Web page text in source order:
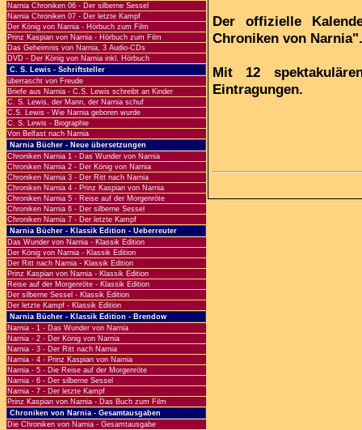
Narnia Chroniken 06 - Der silberne Sessel
Narnia Chroniken 07 - Der letzte Kampf
Der König von Narnia - Hörbuch zum Film
Prinz Kaspian von Narnia - Hörbuch zum Film
Das Geheimnis von Narnia, 3 Audio-CDs
DVD - Der König von Narnia inkl. Hörbuch
C. S. Lewis - Schriftsteller
überrascht von Freude
Briefe aus Narnia - C.S. Lewis schreibt an Kinder
C. S. Lewis, der Mann, der Narnia schuf
C.S. Lewis - Wie Narnia geboren wurde
C. S. Lewis - Biographie
Von Belfast nach Narnia
Narnia Bücher - Neue übersetzungen
Chroniken Narnia 1 - Das Wunder von Narnia
Chroniken Narnia 2 - Der König von Narnia
Chroniken Narnia 3 - Der Ritt nach Narnia
Chroniken Narnia 4 - Prinz Kaspian von Narnia
Chroniken Narnia 5 - Reise auf der Morgenröte
Chroniken Narnia 6 - Der silberne Sessel
Chroniken Narnia 7 - Der letzte Kampf
Narnia Bücher - Klassik Edition - Ueberreuter
Das Wunder von Narnia - Klassik Edition
Der König von Narnia - Klassik Edition
Der Ritt nach Narnia - Klassik Edition
Prinz Kaspian von Narnia - Klassik Edition
Reise auf der Morgenröte - Klassik Edition
Der silberne Sessel - Klassik Edition
Der letzte Kampf - Klassik Edition
Narnia Bücher - Klassik Edition - Brendow
Narnia - 1 - Das Wunder von Narnia
Narnia - 2 - Der König von Narnia
Narnia - 3 - Der Ritt nach Narnia
Narnia - 4 - Prinz Kaspian von Narnia
Narnia - 5 - Die Reise auf der Morgenröte
Narnia - 6 - Der silberne Sessel
Narnia - 7 - Der letzte Kampf
Prinz Kaspian von Narnia - Das Buch zum Film
Chroniken von Narnia - Gesamtausgaben
Die Chroniken von Narnia - Gesamtausgabe
Der offizielle
Chroniken von Narnia".
Mit 12
Eintragungen.